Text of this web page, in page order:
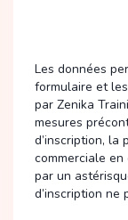
Les données
formulaire et
par Zenika
mesures
d’inscription,
commerciale
par un
d’inscription ne